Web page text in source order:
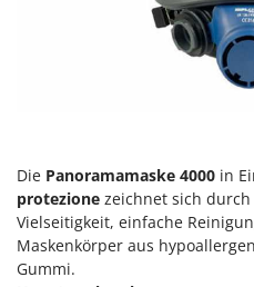
Heckenscheren
Heißluftfritteusen
Heizkanonen und
Holzbacköfen
Holzspalter
Hubwagen
D
Dal Degan
DCG
Deca
Die Panoramamaske 4000 in
protezione zeichnet sich
Vielseitigkeit, einfache
Maskenkörper aus
Gummi.